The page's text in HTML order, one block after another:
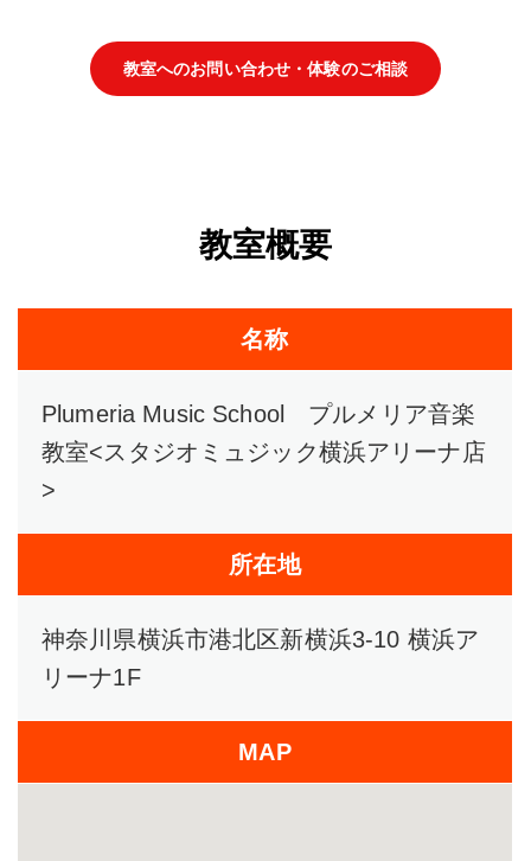
教室へのお問い合わせ・体験のご相談
教室概要
名称
Plumeria Music School プルメリア音楽
教室<スタジオミュジック横浜アリーナ店
>
所在地
神奈川県横浜市港北区新横浜3-10 横浜ア
リーナ1F
MAP